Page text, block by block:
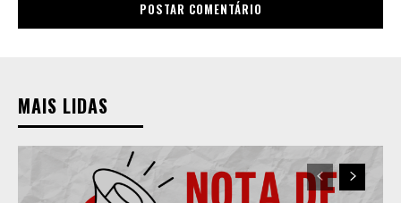
MAIS LIDAS